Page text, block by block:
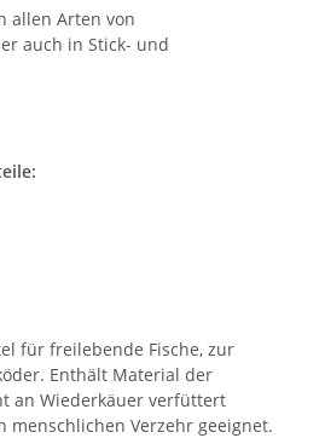
allen Arten von
auch in Stick- und
für freilebende Fische, zur
Enthält Material der
an Wiederkäuer verfüttert
menschlichen Verzehr geeignet.